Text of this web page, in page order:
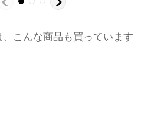
こんな商品も買っています